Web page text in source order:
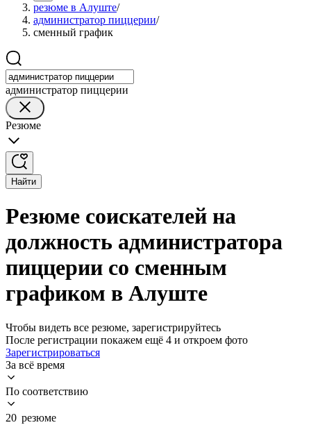
резюме в Алуште/
администратор пиццерии/
сменный график
администратор пиццерии
Резюме
Найти
Резюме соискателей на
должность администратора
пиццерии со сменным
графиком в Алуште
Чтобы видеть все резюме, зарегистрируйтесь
После регистрации покажем ещё 4 и откроем фото
Зарегистрироваться
За всё время
По соответствию
20 резюме